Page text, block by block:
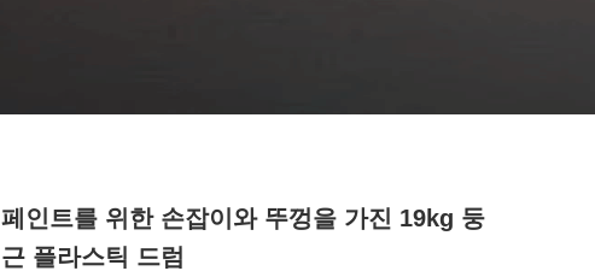
페인트를 위한 손잡이와 뚜껑을 가진 19kg 둥
근 플라스틱 드럼